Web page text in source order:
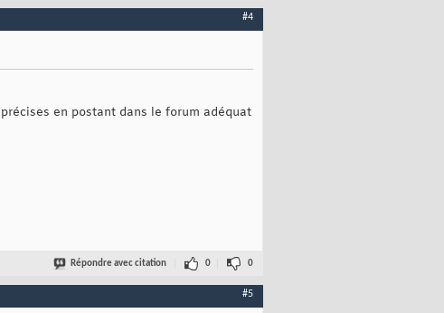
#4
en postant dans le forum adéquat
Répondre avec citation 0 0
#5